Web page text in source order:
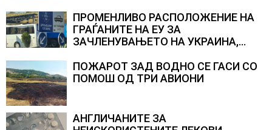
ПРОМЕНЛИВО РАСПОЛОЖЕНИЕ НА
ГРАЃАНИТЕ НА ЕУ ЗА
ЗАЧЛЕНУВАЊЕТО НА УКРАИНА,
Полска, Франција и Германија
ПОЖАРОТ ЗАД ВОДНО СЕ ГАСИ СО
ПОМОШ ОД ТРИ АВИОНИ
АНГЛИЧАНИТЕ ЗА